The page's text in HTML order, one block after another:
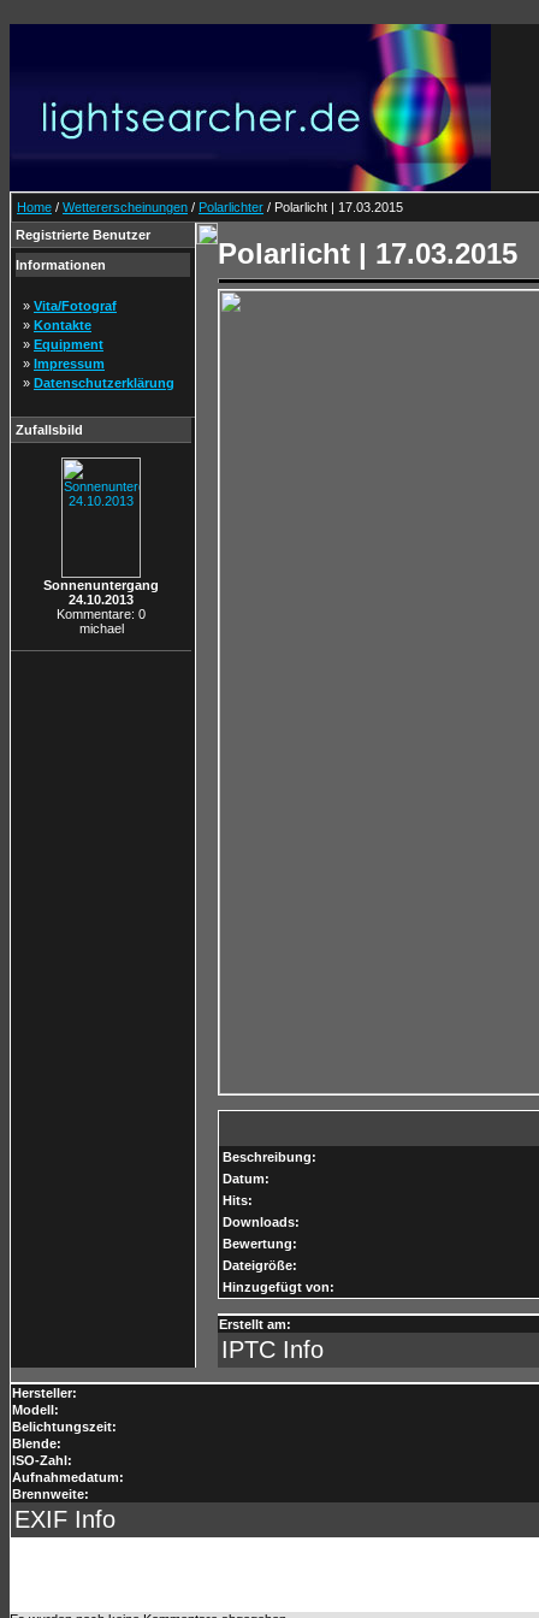
Home / Wettererscheinungen / Polarlichter / Polarlicht | 17.03.2015
Registrierte Benutzer
Informationen
» Vita/Fotograf
» Kontakte
» Equipment
» Impressum
» Datenschutzerklärung
Zufallsbild
Sonnenuntergang
24.10.2013
Kommentare: 0
michael
Polarlicht | 17.03.2015
Beschreibung:
Datum:
Hits:
Downloads:
Bewertung:
Dateigröße:
Hinzugefügt von:
Erstellt am:
IPTC Info
Hersteller:
Modell:
Belichtungszeit:
Blende:
ISO-Zahl:
Aufnahmedatum:
Brennweite:
EXIF Info